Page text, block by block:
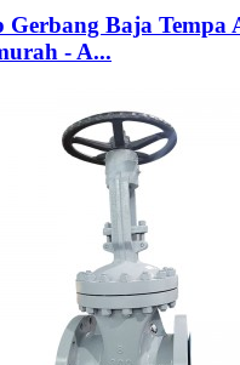
Gerbang Baja Tempa
- A...